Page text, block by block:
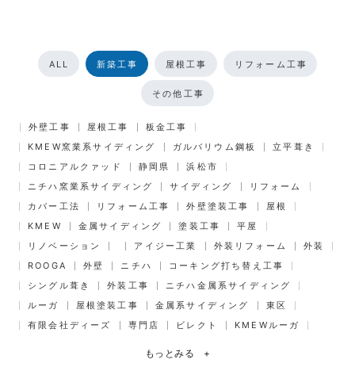
ALL 新築工事 屋根工事 リフォーム工事
その他工事
外壁工事 屋根工事
板金工事
KMEW窯業系サイディング
ガルバリウム鋼板
立平葺き
コロニアルクァッド
静岡県
浜松市
ニチハ窯業系サイディング
サイディング
リフォーム
カバー工法
リフォーム工事 外壁塗装工事
屋根
KMEW
金属サイディング 塗装工事
平屋
リノベーション
アイジー工業 外装リフォーム
外装
ROOGA
外壁 ニチハ
コーキング打ち替え工事
シングル葺き
外装工事
ニチハ金属系サイディング
ルーガ
屋根塗装工事 金属系サイディング
東区
有限会社ディーズ
専門店 ビレクト KMEWルーガ
もっとみる +